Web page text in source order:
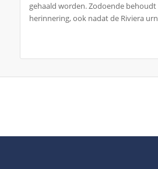
gehaald worden. Zodoende
herinnering, ook nadat de Riviera